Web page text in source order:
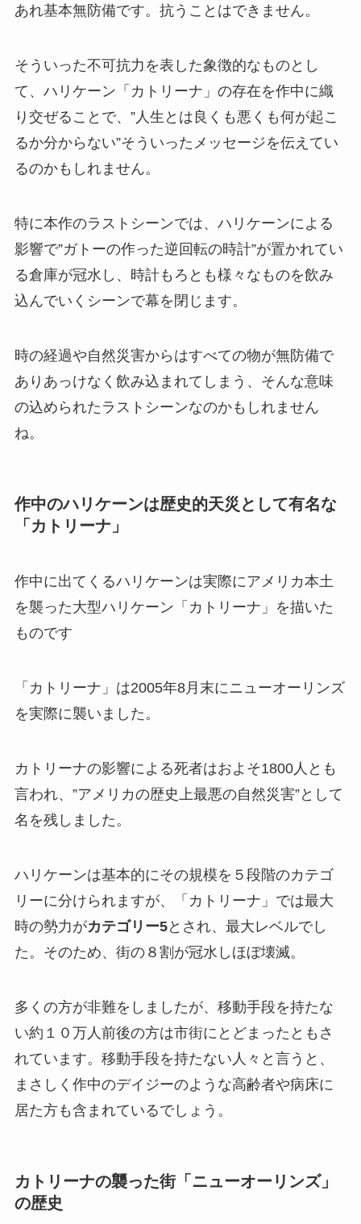
あれ基本無防備です。抗うことはできません。
そういった不可抗力を表した象徴的なものとし
て、ハリケーン「カトリーナ」の存在を作中に織
り交ぜることで、”人生とは良くも悪くも何が起こ
るか分からない”そういったメッセージを伝えてい
るのかもしれません。
特に本作のラストシーンでは、ハリケーンによる
影響で”ガトーの作った逆回転の時計”が置かれてい
る倉庫が冠水し、時計もろとも様々なものを飲み
込んでいくシーンで幕を閉じます。
時の経過や自然災害からはすべての物が無防備で
ありあっけなく飲み込まれてしまう、そんな意味
の込められたラストシーンなのかもしれません
ね。
作中のハリケーンは歴史的天災として有名な
「カトリーナ」
作中に出てくるハリケーンは実際にアメリカ本土
を襲った大型ハリケーン「カトリーナ」を描いた
ものです
「カトリーナ」は2005年8月末にニューオーリンズ
を実際に襲いました。
カトリーナの影響による死者はおよそ1800人とも
言われ、”アメリカの歴史上最悪の自然災害”として
名を残しました。
ハリケーンは基本的にその規模を５段階のカテゴ
リーに分けられますが、「カトリーナ」では最大
時の勢力がカテゴリー5とされ、最大レベルでし
た。そのため、街の８割が冠水しほぼ壊滅。
多くの方が非難をしましたが、移動手段を持たな
い約１０万人前後の方は市街にとどまったともさ
れています。移動手段を持たない人々と言うと、
まさしく作中のデイジーのような高齢者や病床に
居た方も含まれているでしょう。
カトリーナの襲った街「ニューオーリンズ」
の歴史